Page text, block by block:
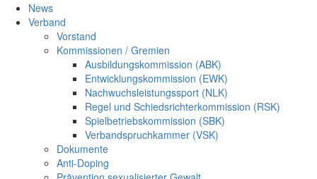
News
Verband
Vorstand
Kommissionen / Gremien
Ausbildungskommission (ABK)
Entwicklungskommission (EWK)
Nachwuchsleistungssport (NLK)
Regel und Schiedsrichterkommission (RSK)
Spielbetriebskommission (SBK)
Verbandspruchkammer (VSK)
Dokumente
Anti-Doping